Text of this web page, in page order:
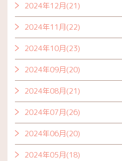
2024年12月(21)
2024年11月(22)
2024年10月(23)
2024年09月(20)
2024年08月(21)
2024年07月(26)
2024年06月(20)
2024年05月(18)